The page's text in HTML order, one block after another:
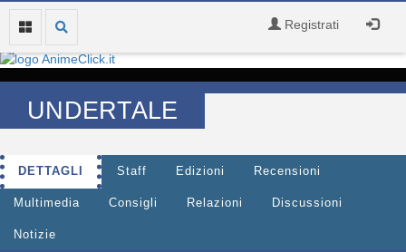
Registrati
UNDERTALE
DETTAGLI Staff Edizioni Recensioni
Multimedia Consigli Relazioni Discussioni
Notizie